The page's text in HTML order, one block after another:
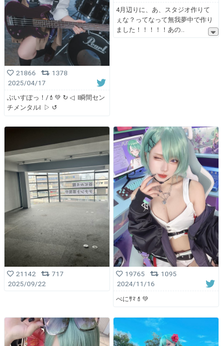
21866
1378
2025/04/17
ぶいすぽっ！/💄💚 ↻ ◁ I瞬間セン
チメンタルI ▷ ↺
4月辺りに、あ、スタジオ作りて
ぇな？ってなって無我夢中で作り
ました！！！！！あの
21142
717
2025/09/22
19765
1095
2024/11/16
べにｻﾏ💄💚